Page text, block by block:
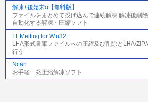
解凍+後始末α【無料版】
ファイルをまとめて投げ込んで連続解凍 解凍後削
自動化する解凍・圧縮ソフト
LHMelting for Win32
LHA形式書庫ファイルへの圧縮及び削除とLHA/
行う
Noah
お手軽一発圧縮解凍ソフト